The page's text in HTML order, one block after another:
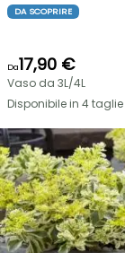
DA SCOPRIRE
Da17,90 €
Vaso da 3L/4L
Disponibile in 4 taglie